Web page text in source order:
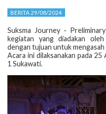
BERITA 29/08/2024
Suksma Journey -
kegiatan yang diadakan
dengan tujuan untuk
Acara ini dilaksanakan pada
1 Sukawati.